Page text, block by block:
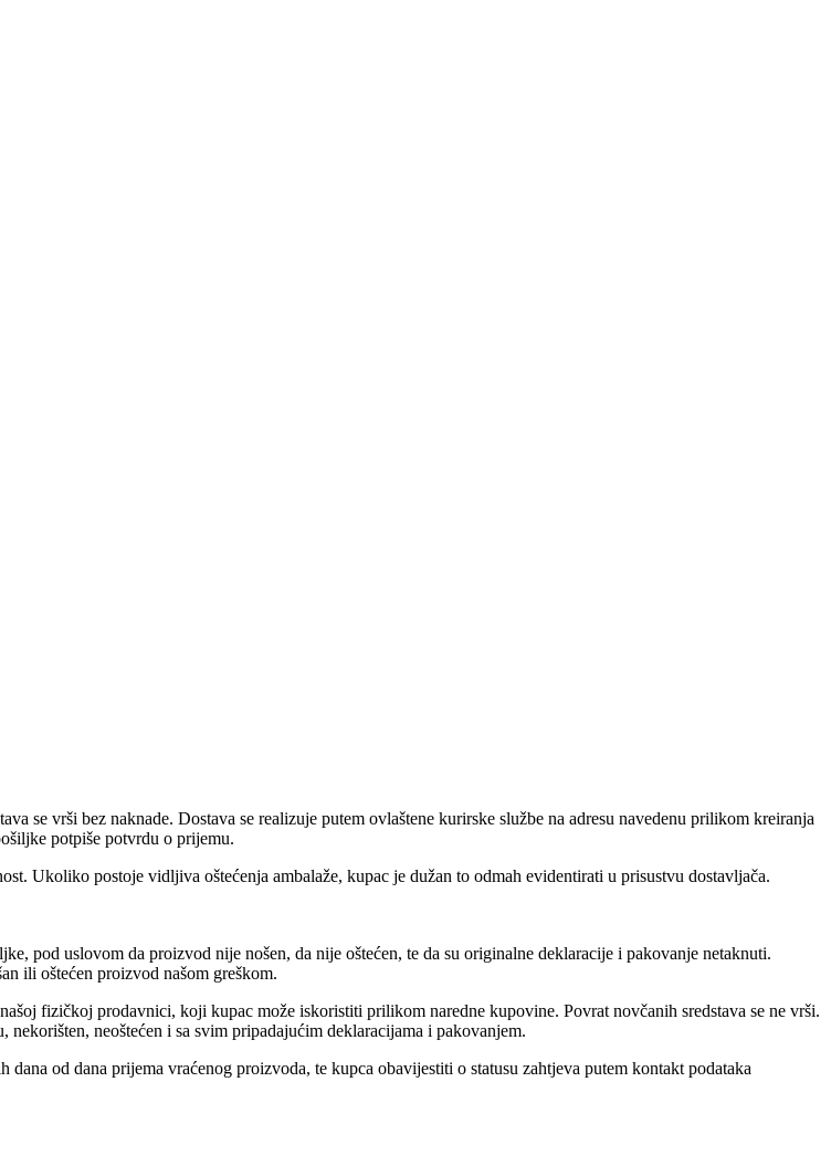
se vrši bez naknade. Dostava se realizuje putem ovlaštene kurirske službe na adresu navedenu prilikom kreiranja
potpiše potvrdu o prijemu.
Ukoliko postoje vidljiva oštećenja ambalaže, kupac je dužan to odmah evidentirati u prisustvu dostavljača.
pod uslovom da proizvod nije nošen, da nije oštećen, te da su originalne deklaracije i pakovanje netaknuti.
ili oštećen proizvod našom greškom.
fizičkoj prodavnici, koji kupac može iskoristiti prilikom naredne kupovine. Povrat novčanih sredstava se ne vrši.
neoštećen i sa svim pripadajućim deklaracijama i pakovanjem.
od dana prijema vraćenog proizvoda, te kupca obavijestiti o statusu zahtjeva putem kontakt podataka